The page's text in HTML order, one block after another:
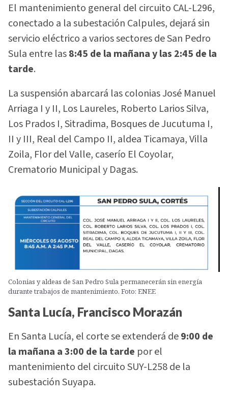
El mantenimiento general del circuito CAL-L296,
conectado a la subestación Calpules, dejará sin
servicio eléctrico a varios sectores de San Pedro
Sula entre las8:45 de la mañana y las 2:45 de la
tarde.
La suspensión abarcará las colonias José Manuel
Arriaga I y II, Los Laureles, Roberto Larios Silva,
Los Prados I, Sitradima, Bosques de Jucutuma I,
II y III, Real del Campo II, aldea Ticamaya, Villa
Zoila, Flor del Valle, caserío El Coyolar,
Crematorio Municipal y Dagas.
Colonias y aldeas de San Pedro Sula permanecerán sin energía
durante trabajos de mantenimiento. Foto: ENEE
Santa Lucía, Francisco Morazán
En Santa Lucía, el corte se extenderá de9:00 de
la mañana a 3:00 de la tarde por el
mantenimiento del circuito SUY-L258 de la
subestación Suyapa.